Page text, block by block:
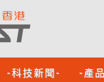
-科技新聞- -產